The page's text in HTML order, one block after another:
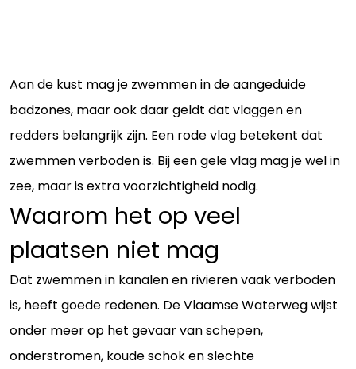
Aan de kust mag je zwemmen in de aangeduide
badzones, maar ook daar geldt dat vlaggen en
redders belangrijk zijn. Een rode vlag betekent dat
zwemmen verboden is. Bij een gele vlag mag je wel in
zee, maar is extra voorzichtigheid nodig.
Waarom het op veel
plaatsen niet mag
Dat zwemmen in kanalen en rivieren vaak verboden
is, heeft goede redenen. De Vlaamse Waterweg wijst
onder meer op het gevaar van schepen,
onderstromen, koude schok en slechte